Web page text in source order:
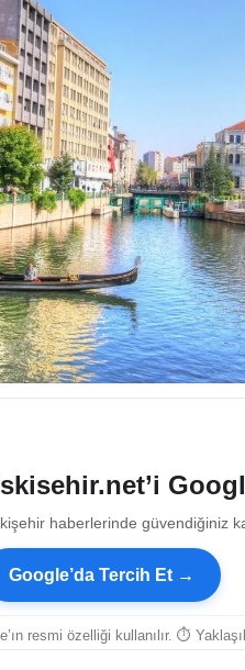
haberlerinde güvendiğiniz
Google’da Tercih Et →
resmi özelliği kullanılır. ⏱